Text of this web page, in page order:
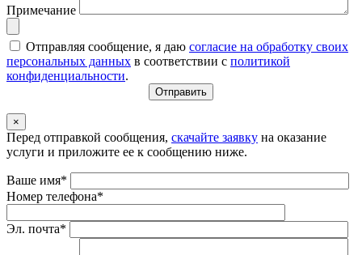
Примечание
Отправляя сообщение, я даю согласие на обработку своих
персональных данных в соответствии с политикой
конфиденциальности.
×
Перед отправкой сообщения, скачайте заявку на оказание
услуги и приложите ее к сообщению ниже.
Ваше имя*
Номер телефона*
Эл. почта*